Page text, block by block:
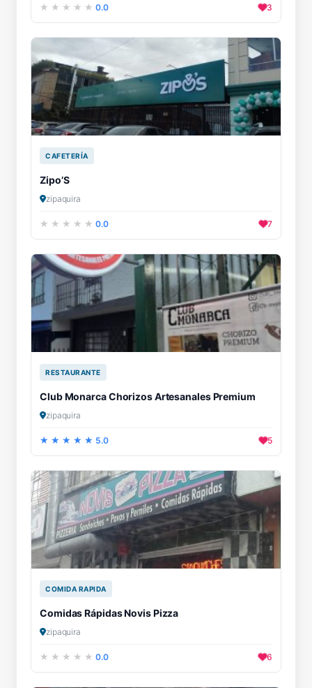
0.0 3
CAFETERÍA
Zipo’S
zipaquira
0.0 7
RESTAURANTE
Club Monarca Chorizos Artesanales Premium
zipaquira
5.0 5
COMIDA RAPIDA
Comidas Rápidas Novis Pizza
zipaquira
0.0 6